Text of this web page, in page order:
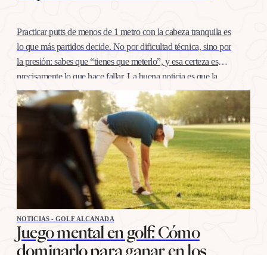
Practicar putts de menos de 1 metro con la cabeza tranquila es
lo que más partidos decide. No por dificultad técnica, sino por
la presión: sabes que “tienes que meterlo”, y esa certeza es
precisamente lo que hace fallar. La buena noticia es que la
confianza en esta distancia se entrena igual que cualquier
otro…
NOTICIAS - GOLF ALCANADA
Juego mental en golf: Cómo
dominarlo para ganar en los